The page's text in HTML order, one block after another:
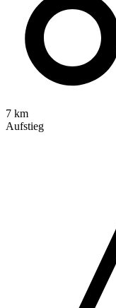
7 km
Aufstieg